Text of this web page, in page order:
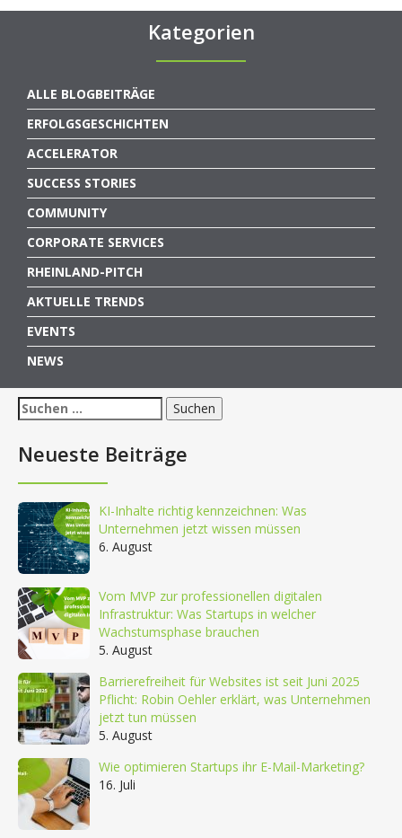
Kategorien
ALLE BLOGBEITRÄGE
ERFOLGSGESCHICHTEN
ACCELERATOR
SUCCESS STORIES
COMMUNITY
CORPORATE SERVICES
RHEINLAND-PITCH
AKTUELLE TRENDS
EVENTS
NEWS
Suchen
nach:
Neueste Beiträge
KI-Inhalte richtig kennzeichnen: Was
Unternehmen jetzt wissen müssen
6. August
Vom MVP zur professionellen digitalen
Infrastruktur: Was Startups in welcher
Wachstumsphase brauchen
5. August
Barrierefreiheit für Websites ist seit Juni 2025
Pflicht: Robin Oehler erklärt, was Unternehmen
jetzt tun müssen
5. August
Wie optimieren Startups ihr E-Mail-Marketing?
16. Juli